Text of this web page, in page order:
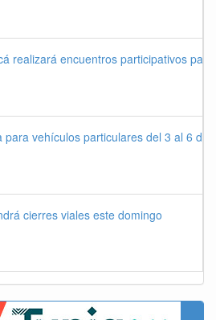
realizará encuentros participativos
para vehículos particulares del 3 al 6 de
cierres viales este domingo